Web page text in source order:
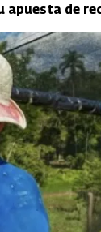
apuesta de